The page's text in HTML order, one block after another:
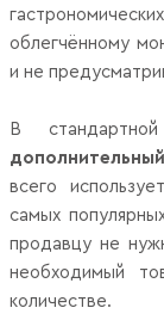
облегчённому
и не
В
всего
самых
продавцу не
необходимый
количестве.